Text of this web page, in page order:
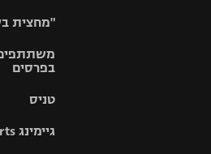
"מחצית
משתתפים
בפרסים
טניס
גיימינג E-Sports